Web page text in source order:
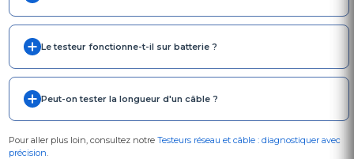
Le testeur fonctionne-t-il sur batterie ?
Peut-on tester la longueur d'un câble ?
Pour aller plus loin, consultez notre Testeurs réseau et câble : diagnostiquer avec
précision.